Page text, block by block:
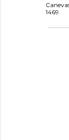
1469